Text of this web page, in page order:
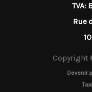
TVA:
Rue
Copyright
Devenir